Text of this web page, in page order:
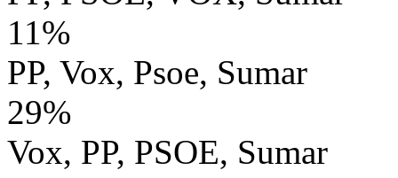
11%
PP, Vox, Psoe, Sumar
29%
Vox, PP, PSOE, Sumar